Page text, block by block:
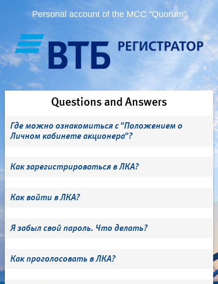
Personal account of the MCC "Quorum"
Questions and Answers
Где можно ознакомиться с "Положением о
Личном кабинете акционера"?
Как зарегистрироваться в ЛКА?
Как войти в ЛКА?
Я забыл свой пароль. Что делать?
Как проголосовать в ЛКА?